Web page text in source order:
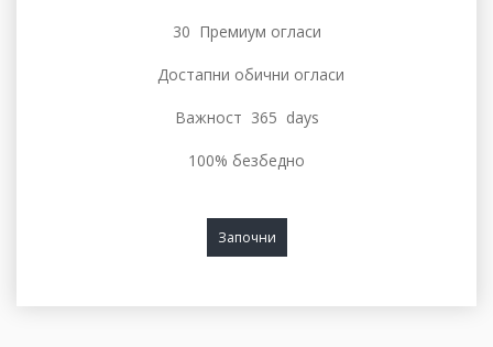
30 Премиум огласи
Достапни обични огласи
Важност 365 days
100% безбедно
Започни